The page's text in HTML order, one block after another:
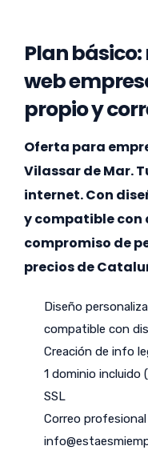
Plan
web
propio y
Oferta para
Vilassar de Mar.
internet. Con
y compatible con
compromiso de
precios de
Diseño
compatible con
Creación de info
1 dominio incluido
SSL
Correo